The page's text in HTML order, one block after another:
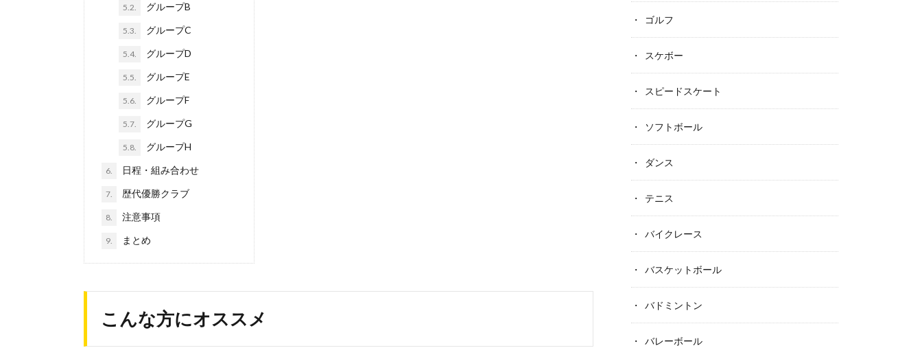
5.2. グループB
5.3. グループC
5.4. グループD
5.5. グループE
5.6. グループF
5.7. グループG
5.8. グループH
6. 日程・組み合わせ
7. 歴代優勝クラブ
8. 注意事項
9. まとめ
こんな方にオススメ
ゴルフ
スケボー
スピードスケート
ソフトボール
ダンス
テニス
バイクレース
バスケットボール
バドミントン
バレーボール